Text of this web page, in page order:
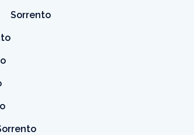
Sorrento